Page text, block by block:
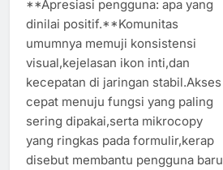
**Apresiasi pengguna: apa yang
dinilai positif.**Komunitas
umumnya memuji konsistensi
visual,kejelasan ikon inti,dan
kecepatan di jaringan stabil.Akses
cepat menuju fungsi yang paling
sering dipakai,serta mikrocopy
yang ringkas pada formulir,kerap
disebut membantu pengguna baru